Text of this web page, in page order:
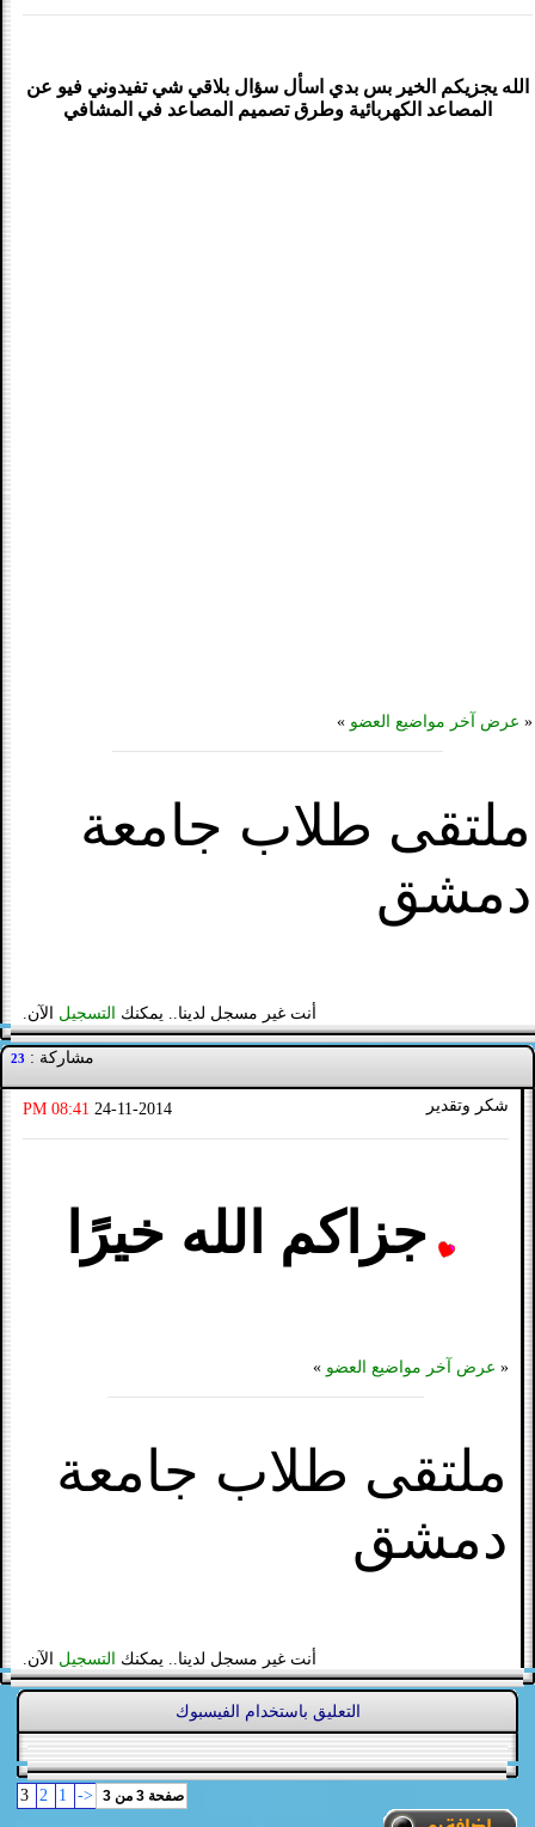
الله يجزيكم الخير بس بدي اسأل سؤال بلاقي شي تفيدوني فيو عن
المصاعد الكهربائية وطرق تصميم المصاعد في المشافي
« عرض آخر مواضيع العضو »
ملتقى طلاب جامعة
دمشق
أنت غير مسجل لدينا.. يمكنك التسجيل الآن.
مشاركة : 23
شكر وتقدير 24-11-2014
08:41 PM
جزاكم الله خيرًا
« عرض آخر مواضيع العضو »
ملتقى طلاب جامعة
دمشق
أنت غير مسجل لدينا.. يمكنك التسجيل الآن.
التعليق باستخدام الفيسبوك
صفحة 3 من 3 <-